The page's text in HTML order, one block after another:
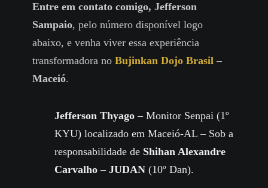
Entre em contato comigo, Jefferson
Sampaio, pelo número disponível logo
abaixo, e venha viver essa experiência
transformadora noBujinkan Dojo Brasil –
Maceió.
Jefferson Thyago– Monitor Senpai (1º
KYU) localizado em Maceió-AL – Sob a
responsabilidade de Shihan Alexandre
Carvalho – JUDAN(10º Dan).